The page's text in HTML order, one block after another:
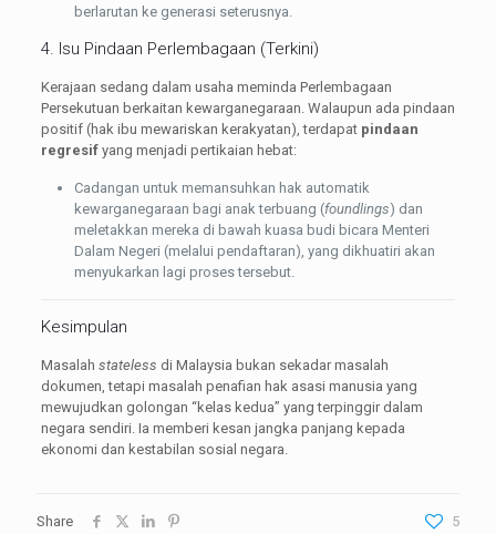
berlarutan ke generasi seterusnya.
4. Isu Pindaan Perlembagaan (Terkini)
Kerajaan sedang dalam usaha meminda Perlembagaan
Persekutuan berkaitan kewarganegaraan. Walaupun ada pindaan
positif (hak ibu mewariskan kerakyatan), terdapat pindaan
regresifyang menjadi pertikaian hebat:
Cadangan untuk memansuhkan hak automatik
kewarganegaraan bagi anak terbuang (foundlings) dan
meletakkan mereka di bawah kuasa budi bicara Menteri
Dalam Negeri (melalui pendaftaran), yang dikhuatiri akan
menyukarkan lagi proses tersebut.
Kesimpulan
Masalah stateless di Malaysia bukan sekadar masalah
dokumen, tetapi masalah penafian hak asasi manusia yang
mewujudkan golongan “kelas kedua” yang terpinggir dalam
negara sendiri. Ia memberi kesan jangka panjang kepada
ekonomi dan kestabilan sosial negara.
Share 5